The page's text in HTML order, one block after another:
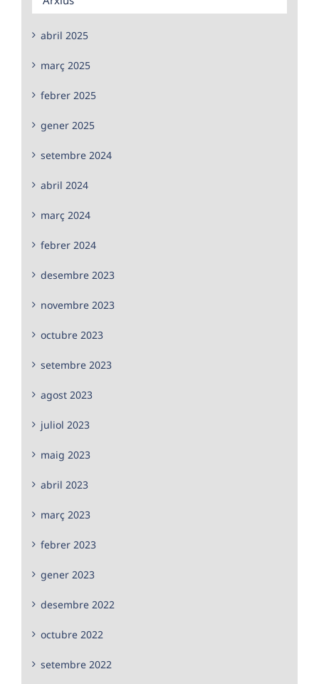
abril 2025
març 2025
febrer 2025
gener 2025
setembre 2024
abril 2024
març 2024
febrer 2024
desembre 2023
novembre 2023
octubre 2023
setembre 2023
agost 2023
juliol 2023
maig 2023
abril 2023
març 2023
febrer 2023
gener 2023
desembre 2022
octubre 2022
setembre 2022